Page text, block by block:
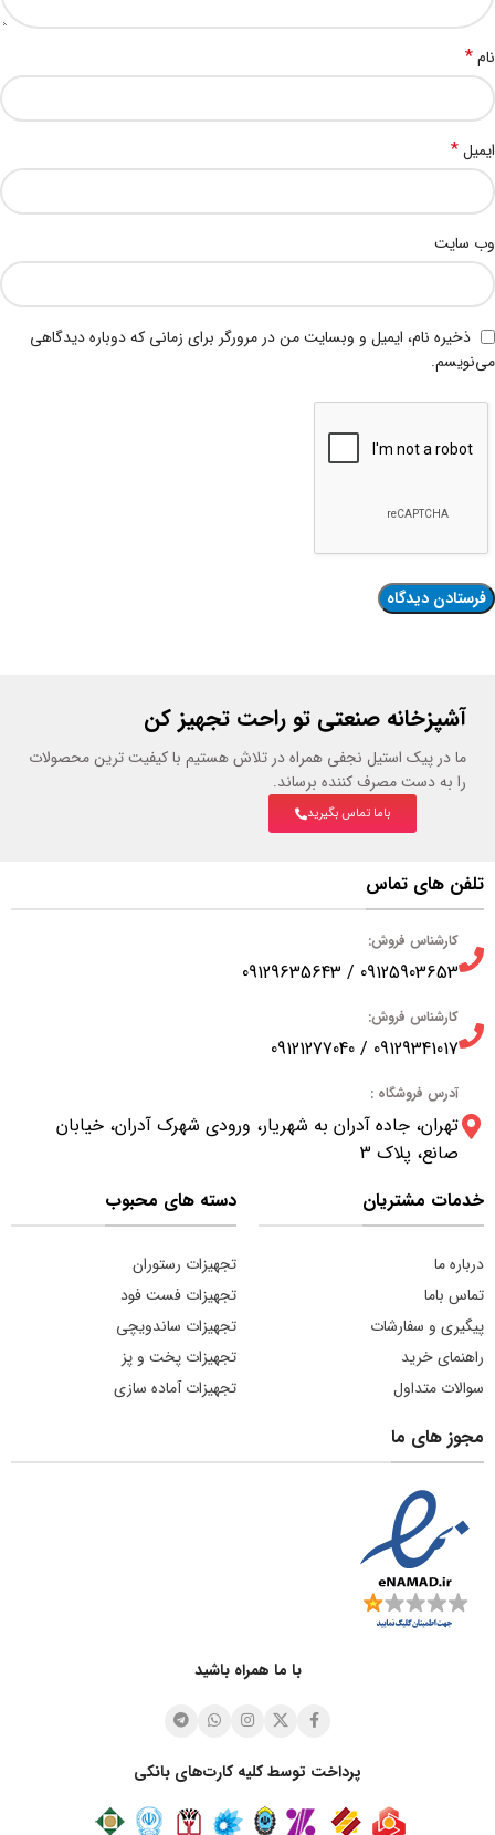
نام*
ایمیل*
وب‌ سایت
ذخیره نام، ایمیل و وبسایت من در مرورگر برای زمانی که دوباره دیدگاهی
می‌نویسم.
آشپزخانه صنعتی تو راحت تجهیز کن
ما در پیک استیل نجفی همراه در تلاش هستیم با کیفیت ترین محصولات
را به دست مصرف کننده برساند.
باما تماس بگیرید
تلفن های تماس
کارشناس فروش:
09125903653 / 09129635643
کارشناس فروش:
09129341017 / 09121277040
آدرس فروشگاه :
تهران، جاده آدران به شهریار، ورودی شهرک آدران، خیابان
صانع، پلاک 3
خدمات مشتریان
درباره ما
تماس باما
پیگیری و سفارشات
راهنمای خرید
سوالات متداول
دسته های محبوب
تجهیزات رستوران
تجهیزات فست فود
تجهیزات ساندویچی
تجهیزات پخت و پز
تجهیزات آماده سازی
مجوز های ما
با ما همراه باشید
پرداخت توسط کلیه کارت‌های بانکی